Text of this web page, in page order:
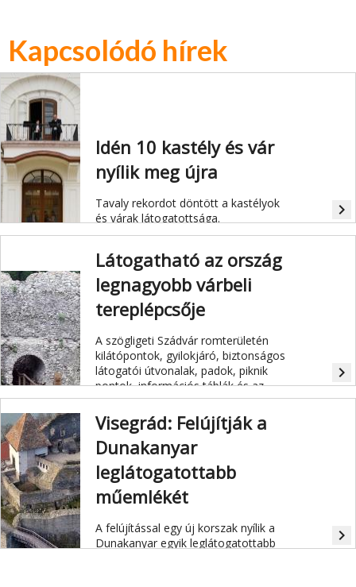
Kapcsolódó hírek
Idén 10 kastély és vár
nyílik meg újra
Tavaly rekordot döntött a kastélyok
és várak látogatottsága.
navigate_next
Látogatható az ország
legnagyobb várbeli
tereplépcsője
A szögligeti Szádvár romterületén
kilátópontok, gyilokjáró, biztonságos
látogatói útvonalak, padok, piknik
pontok, információs táblák és az
ország legnagyobb várbeli
tereplépcsője várják a kirándulókat.
navigate_next
Visegrád: Felújítják a
Dunakanyar
leglátogatottabb
műemlékét
A felújítással egy új korszak nyílik a
Dunakanyar egyik leglátogatottabb
navigate_next